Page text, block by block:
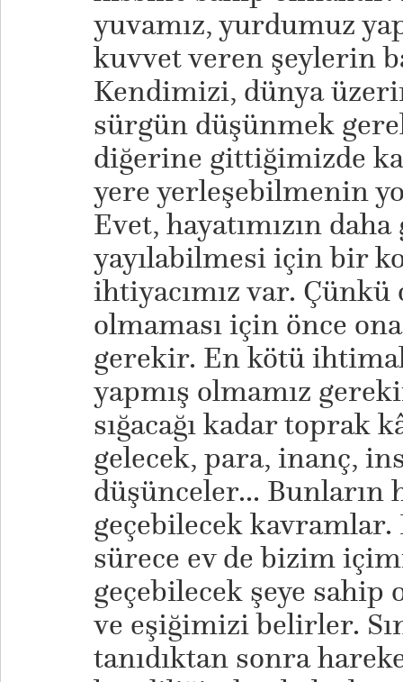
yuvamız, yurdumuz
kuvvet veren şeylerin
Kendimizi, dünya
sürgün düşünmek
diğerine gittiğimizde
yere yerleşebilmenin
Evet, hayatımızın
yayılabilmesi için bir
ihtiyacımız var. Çünkü
olmaması için önce
gerekir. En kötü
yapmış olmamız
sığacağı kadar toprak
gelecek, para, inanç,
düşünceler... Bunların
geçebilecek
sürece ev de bizim
geçebilecek şeye sahip
ve eşiğimizi belirler.
tanıdıktan sonra